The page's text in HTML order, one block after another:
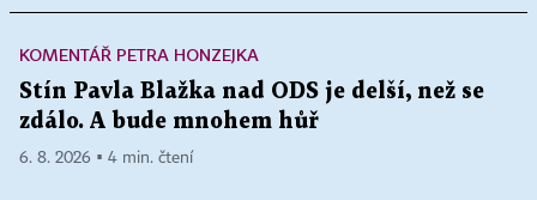
KOMENTÁŘ PETRA HONZEJKA
Stín Pavla Blažka nad ODS je delší, než se
zdálo. A bude mnohem hůř
6. 8. 2026 ▪ 4 min. čtení